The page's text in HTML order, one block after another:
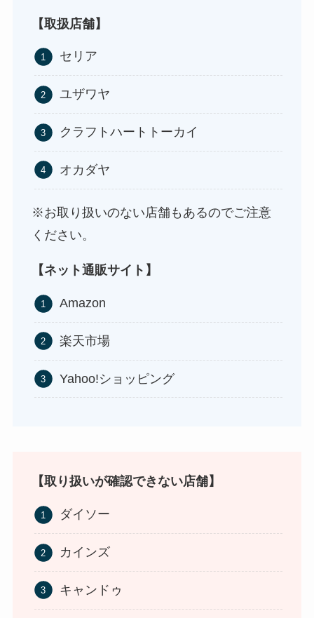
やニトリ？
務スーパーで買える！
食紅はどこで買える？ダイソーやセリアなどの100
インソールはどこに売ってる？100均やドラッグス
トアで買える！
【取扱店舗】
セリア
ユザワヤ
クラフトハートトーカイ
オカダヤ
※お取り扱いのない店舗もあるのでご注意
ください。
【ネット通販サイト】
Amazon
楽天市場
Yahoo!ショッピング
【取り扱いが確認できない店舗】
ダイソー
カインズ
キャンドゥ